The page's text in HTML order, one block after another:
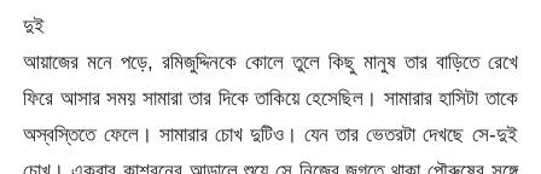
দুই
আয়াজের মনে পড়ে, রমিজুদ্দিনকে কোলে তুলে কিছু মানুষ তার বাড়িতে রেখে
ফিরে আসার সময় সামারা তার দিকে তাকিয়ে হেসেছিল। সামারার হাসিটা তাকে
অস্বস্তিতে ফেলে। সামারার চোখ দুটিও। যেন তার ভেতরটা দেখছে সে-দুই